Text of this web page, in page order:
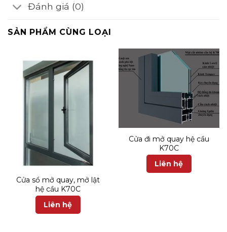
Đánh giá (0)
SẢN PHẨM CÙNG LOẠI
Cửa sổ mở quay, mở lật
hệ cầu K70C
Liên hệ
Cửa đi mở quay hệ cầu
K70C
Liên hệ